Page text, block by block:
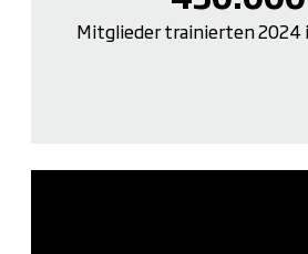
Mitglieder trainierten 2024